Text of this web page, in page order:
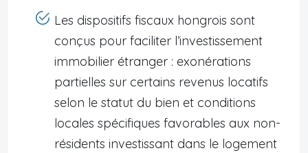
Les dispositifs fiscaux hongrois sont
conçus pour faciliter l’investissement
immobilier étranger : exonérations
partielles sur certains revenus locatifs
selon le statut du bien et conditions
locales spécifiques favorables aux non-
résidents investissant dans le logement